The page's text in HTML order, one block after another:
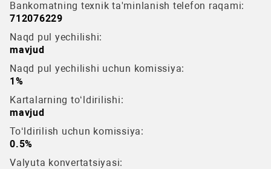
Bankomatning texnik ta'minlanish telefon raqami:
712076229
Naqd pul yechilishi:
mavjud
Naqd pul yechilishi uchun komissiya:
1%
Kartalarning to‘ldirilishi:
mavjud
To‘ldirilish uchun komissiya:
0.5%
Valyuta konvertatsiyasi: